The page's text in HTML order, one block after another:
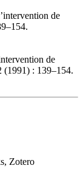
de
de
(1991) : 139–154.
Zotero